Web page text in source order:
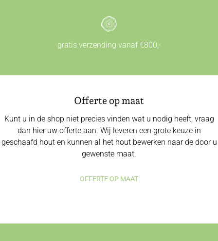
gratis verzending vanaf €800,-
Offerte op maat
Kunt u in de shop niet precies vinden wat u nodig heeft, vraag
dan hier uw offerte aan. Wij leveren een grote keuze in
geschaafd hout en kunnen al het hout bewerken naar de door u
gewenste maat.
OFFERTE OP MAAT